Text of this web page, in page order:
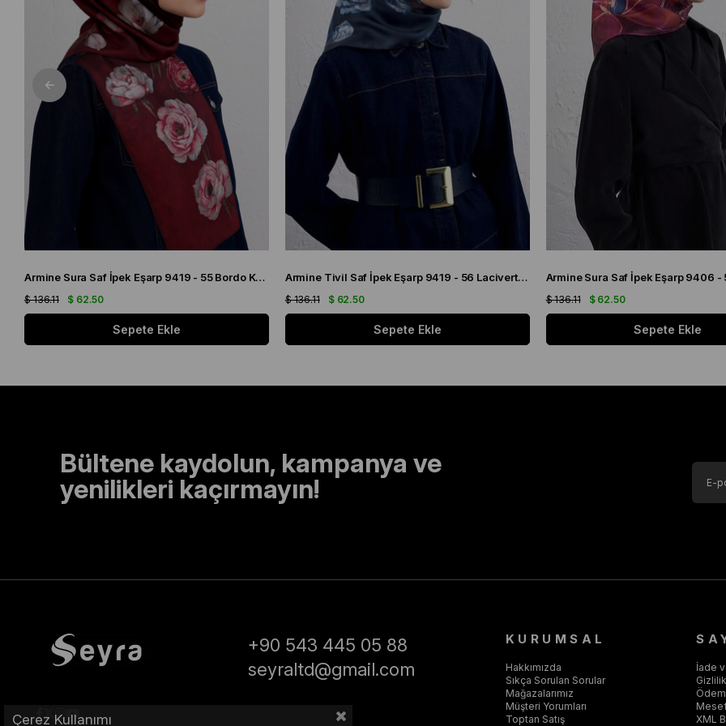
Armine Sura Saf İpek Eşarp 9419 - 55 Bordo Karışık Desen
$ 62.50
$ 136.11
Sepete Ekle
Armine Tivil Saf İpek Eşarp 9419 - 56 Lacivert Karışık Desen
$ 62.50
$ 136.11
Sepete Ekle
$ 62.50
$ 136.11
Sepete Ekle
Bültene kaydolun, kampanya ve
yenilikleri kaçırmayın!
+90 543 445 05 88
seyraltd@gmail.com
KURUMSAL
Hakkımızda
Sıkça Sorulan Sorular
Mağazalarımız
Müşteri Yorumları
Toptan Satış
İade
XML
Çerez Kullanımı